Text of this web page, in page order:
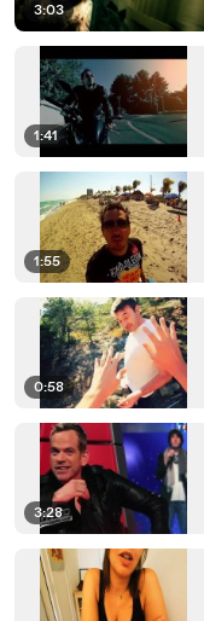
3:03
1:41
1:55
0:58
3:28